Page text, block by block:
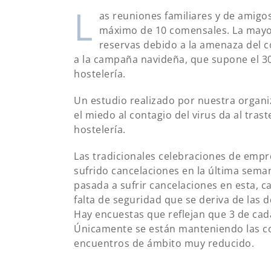
L as reuniones familiares y de
máximo de 10 comensales. La
reservas debido a la amenaza del
a la campaña navideña, que supone el
hostelería.
Un estudio realizado por nuestra
el miedo al contagio del virus da al
hostelería.
Las tradicionales celebraciones de
sufrido cancelaciones en la última
pasada a sufrir cancelaciones en esta,
falta de seguridad que se deriva de las
Hay encuestas que reflejan que 3 de
Únicamente se están manteniendo las
encuentros de ámbito muy reducido.